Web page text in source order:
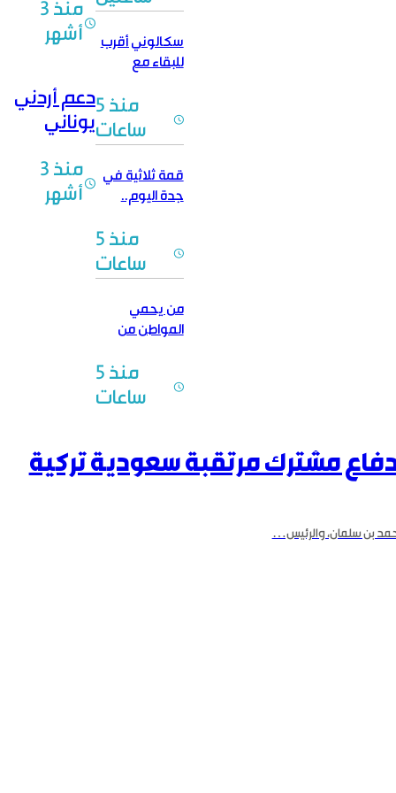
سوريا
وسيادتها
أجندات
انفصالية
منذ 3
أشهر
دعم أردني
يوناني
لسوريا
واستقرارها
منذ 3
أشهر
دفاع مشترك
سكالوني أقرب
للبقاء مع
منذ 5
ساعات
قمة ثلاثية في
جدة اليوم..
مشترك مرتقبة
سعودية تركية
باكستانية
منذ 5
ساعات
من يحمي
المواطن من
المنتج”؟
منذ 5
ساعات
مشترك مرتقبة سعودية تركية